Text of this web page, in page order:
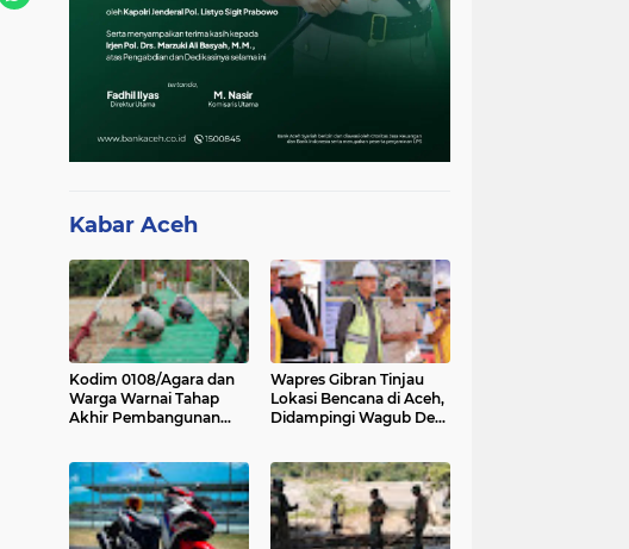
Kabar Aceh
Kodim 0108/Agara dan
Warga Warnai Tahap
Akhir Pembangunan
Wapres Gibran Tinjau
Lokasi Bencana di Aceh,
Didampingi Wagub Dek